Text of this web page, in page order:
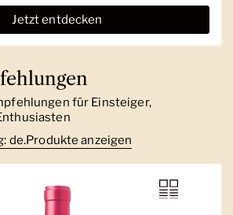
Jetzt entdecken
für Einsteiger,
de.Produkte anzeigen